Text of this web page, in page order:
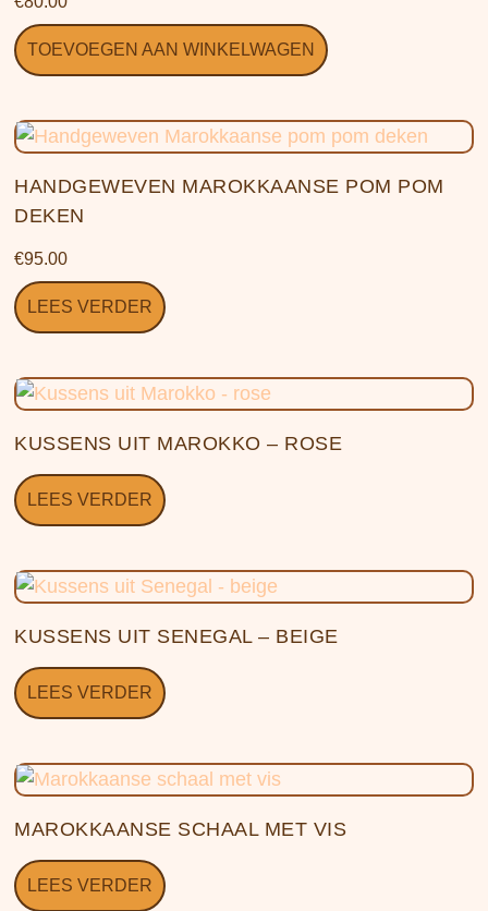
TOEVOEGEN AAN WINKELWAGEN
HANDGEWEVEN MAROKKAANSE POM POM
DEKEN
€95.00
LEES VERDER
KUSSENS UIT MAROKKO – ROSE
LEES VERDER
KUSSENS UIT SENEGAL – BEIGE
LEES VERDER
MAROKKAANSE SCHAAL MET VIS
LEES VERDER